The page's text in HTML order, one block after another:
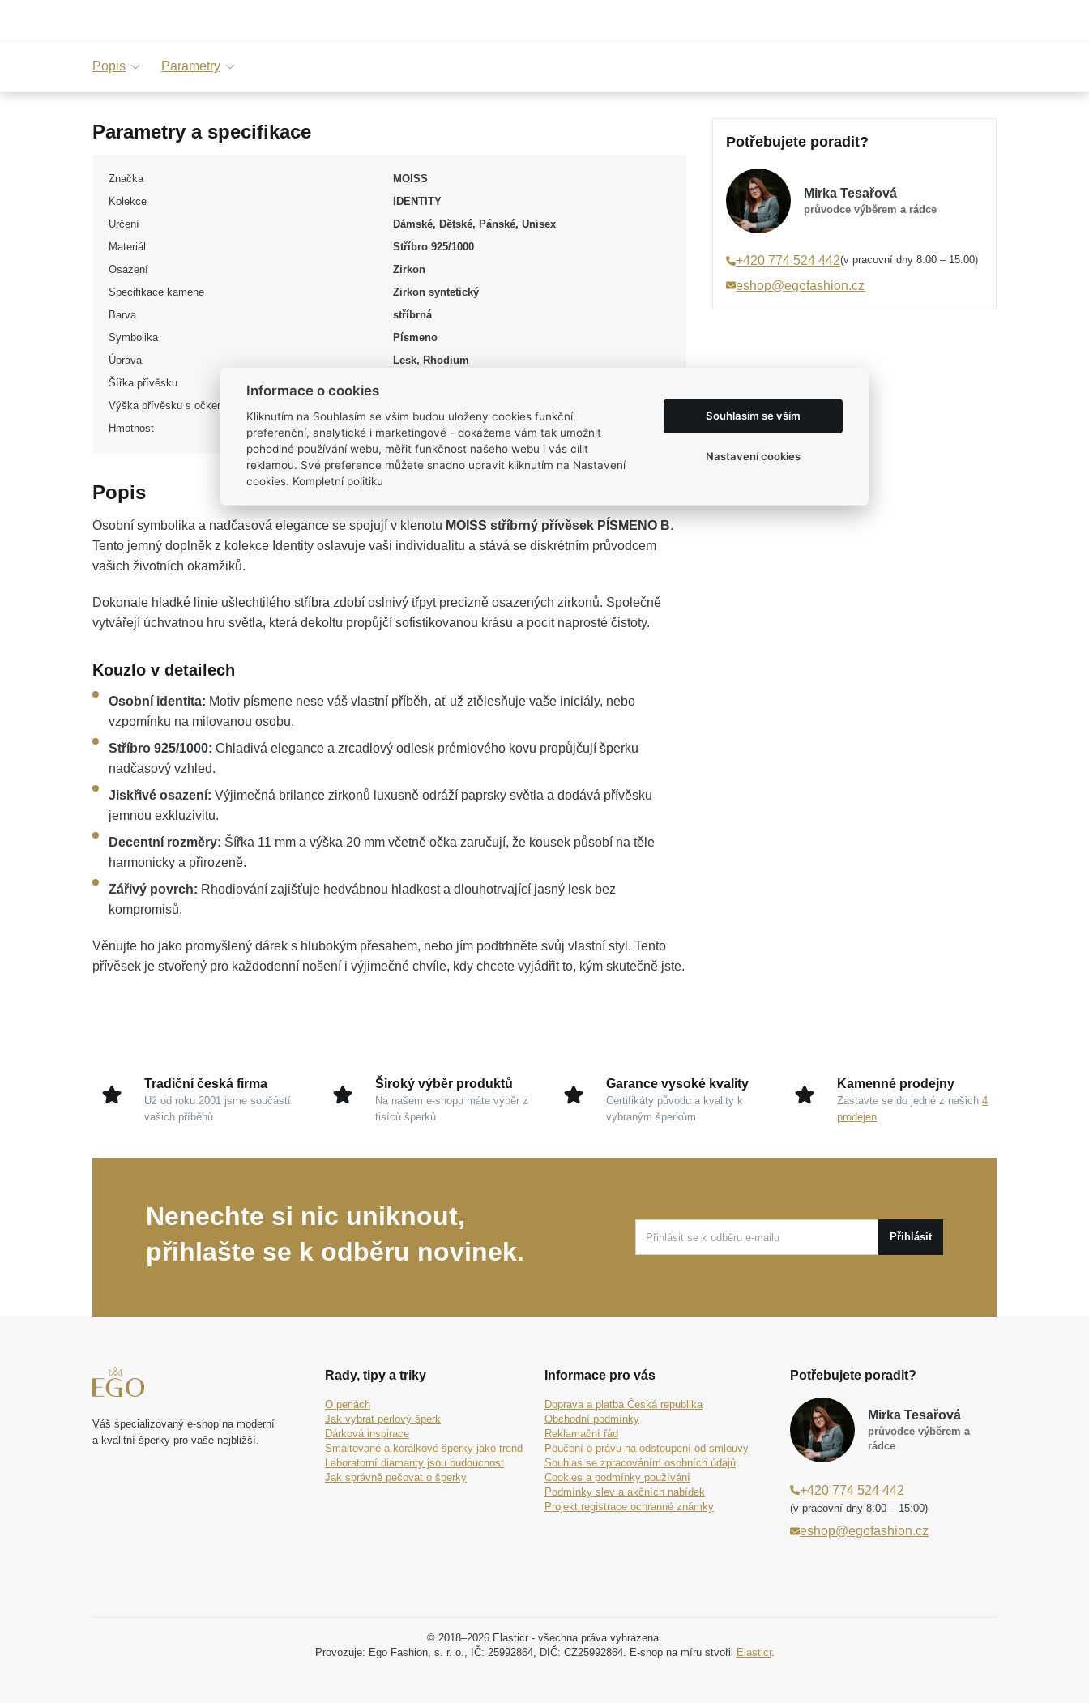
Popis Parametry
Parametry a specifikace
Značka
MOISS
Kolekce
IDENTITY
Určení
Dámské, Dětské, Pánské, Unisex
Materiál
Stříbro 925/1000
Osazení
Zirkon
Specifikace kamene
Zirkon syntetický
Barva
stříbrná
Symbolika
Písmeno
Úprava
Lesk, Rhodium
Šířka přívěsku
Výška přívěsku s očkem
Hmotnost
0,95 g
Popis
Osobní symbolika a nadčasová elegance se spojují v klenotu MOISS stříbrný přívěsek PÍSMENO B.
Tento jemný doplněk z kolekce Identity oslavuje vaši individualitu a stává se diskrétním průvodcem
vašich životních okamžiků.
Dokonale hladké linie ušlechtilého stříbra zdobí oslnivý třpyt precizně osazených zirkonů. Společně
vytvářejí úchvatnou hru světla, která dekoltu propůjčí sofistikovanou krásu a pocit naprosté čistoty.
Kouzlo v detailech
Osobní identita: Motiv písmene nese váš vlastní příběh, ať už ztělesňuje vaše iniciály, nebo
vzpomínku na milovanou osobu.
Stříbro 925/1000: Chladivá elegance a zrcadlový odlesk prémiového kovu propůjčují šperku
nadčasový vzhled.
Jiskřivé osazení: Výjimečná brilance zirkonů luxusně odráží paprsky světla a dodává přívěsku
jemnou exkluzivitu.
Decentní rozměry: Šířka 11 mm a výška 20 mm včetně očka zaručují, že kousek působí na těle
harmonicky a přirozeně.
Zářivý povrch: Rhodiování zajišťuje hedvábnou hladkost a dlouhotrvající jasný lesk bez
kompromisů.
Věnujte ho jako promyšlený dárek s hlubokým přesahem, nebo jím podtrhněte svůj vlastní styl. Tento
přívěsek je stvořený pro každodenní nošení i výjimečné chvíle, kdy chcete vyjádřit to, kým skutečně jste.
Potřebujete poradit?
Mirka Tesařová
průvodce výběrem a rádce
+420 774 524 442(v pracovní dny 8:00 – 15:00)
eshop@egofashion.cz
Tradiční česká firma
Už od roku 2001 jsme součástí
vašich příběhů
Široký výběr produktů
Na našem e-shopu máte výběr z
tisíců šperků
Garance vysoké kvality
Certifikáty původu a kvality k
vybraným šperkům
Kamenné prodejny
Zastavte se do jedné z našich 4
prodejen
Nenechte si nic uniknout,
přihlašte se k odběru novinek.
Přihlásit
Váš specializovaný e-shop na moderní
a kvalitní šperky pro vaše nejbližší.
Rady, tipy a triky
O perlách
Jak vybrat perlový šperk
Dárková inspirace
Smaltované a korálkové šperky jako trend
Laboratorní diamanty jsou budoucnost
Jak správně pečovat o šperky
Informace pro vás
Doprava a platba Česká republika
Obchodní podmínky
Reklamační řád
Poučení o právu na odstoupení od smlouvy
Souhlas se zpracováním osobních údajů
Cookies a podmínky používání
Podmínky slev a akčních nabídek
Projekt registrace ochranné známky
Potřebujete poradit?
Mirka Tesařová
průvodce výběrem a
rádce
+420 774 524 442
(v pracovní dny 8:00 – 15:00)
eshop@egofashion.cz
© 2018–2026 Elasticr - všechna práva vyhrazena.
Provozuje: Ego Fashion, s. r. o., IČ: 25992864, DIČ: CZ25992864. E-shop na míru stvořil
Elasticr.
Informace o cookies
Kliknutím na Souhlasím se vším budou uloženy cookies funkční,
preferenční, analytické i marketingové - dokážeme vám tak umožnit
pohodlné používání webu, měřit funkčnost našeho webu i vás cílit
reklamou. Své preference můžete snadno upravit kliknutím na Nastavení
cookies. Kompletní politiku
Souhlasím se vším
Nastavení cookies